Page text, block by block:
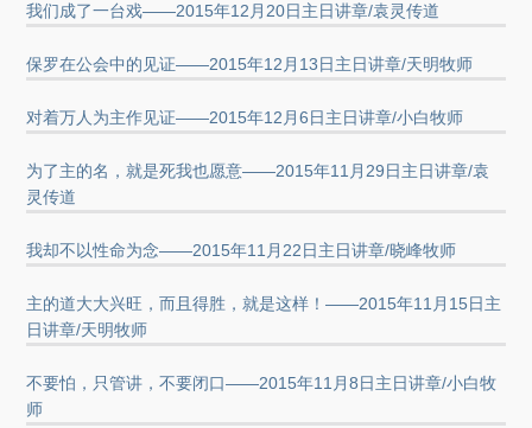
我们成了一台戏——2015年12月20日主日讲章/袁灵传道
保罗在公会中的见证——2015年12月13日主日讲章/天明牧师
对着万人为主作见证——2015年12月6日主日讲章/小白牧师
为了主的名，就是死我也愿意——2015年11月29日主日讲章/袁
灵传道
我却不以性命为念——2015年11月22日主日讲章/晓峰牧师
主的道大大兴旺，而且得胜，就是这样！——2015年11月15日主
日讲章/天明牧师
不要怕，只管讲，不要闭口——2015年11月8日主日讲章/小白牧
师